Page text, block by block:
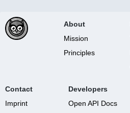
About
Mission
Principles
Contact
Imprint
Developers
Open API Docs